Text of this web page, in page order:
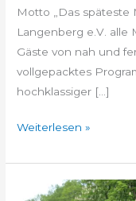
Motto „Das späteste
Langenberg e.V. alle
Gäste von nah und
vollgepacktes
hochklassiger […]
Weiterlesen »
Langenberger